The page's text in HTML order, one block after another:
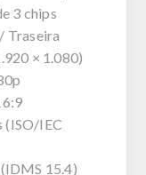
3 chips
Traseira
× 1.080)
(ISO/IEC
15.4)